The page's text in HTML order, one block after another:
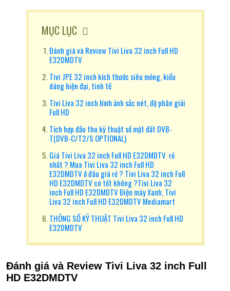
MỤC LỤC
Đánh giá và Review Tivi Liva 32 inch Full HD
E32DMDTV
Tivi JPE 32 inch kích thước siêu mỏng, kiểu
dáng hiện đại, tinh tế
Tivi Liva 32 inch hình ảnh sắc nét, độ phân giải
Full HD
Tích hợp đầu thu kỹ thuật số mặt đất DVB-
T(DVB-C/T2/S OPTIONAL)
Giá Tivi Liva 32 inch Full HD E32DMDTV rẻ
nhất ? Mua Tivi Liva 32 inch Full HD
E32DMDTV ở đâu giá rẻ ? Tivi Liva 32 inch Full
HD E32DMDTV có tốt không ?Tivi Liva 32
inch Full HD E32DMDTV Điện máy Xanh, Tivi
Liva 32 inch Full HD E32DMDTV Mediamart
THÔNG SỐ KỸ THUẬT Tivi Liva 32 inch Full HD
E32DMDTV
Đánh giá và Review Tivi Liva 32 inch Full
HD E32DMDTV